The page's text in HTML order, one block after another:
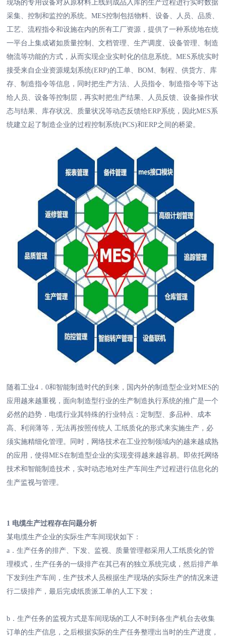
现场的专用设备对从原材料上线到成品入库的生产过程进行实时数据
采集、控制和监控的系统。MES控制包括物料、设备、人员、品质、
工艺、流程指令和设施在内的所有工厂资源，提供了一种系统地在统
一平台上集成诸如质量控制、文档管理、生产调度、设备管理、制造
物流等功能的方式，从而实现企业实时化的信息系统。MES系统实时
接受来自企业资源规划系统(ERP)的工单、BOM、制程、供货方、库
存、制造指令等信息，同时把生产方法、人员指令、制造指令等下达
给人员、设备等控制层，再实时把生产结果、人员反馈、设备操作状
态与结果、库存状况、质量状况等动态反馈给ERP系统，因此MES系
统建立起了制造企业的过程控制系统(PCS)和ERP之间的桥梁。
随着工业4．0和智能制造时代的到来，国内外的制造型企业对MES的
应用越来越重视，面向制造型行业的生产制造执行系统的推广是一个
必然的趋势．电缆行业其特殊的行业特点：定制型、多品种、成本
高、利润薄等，无法再按照传统人 工纸质化的形式来实施生产，必
须实施精细化管理。同时，网络技术在工业控制领域内的越来越成熟
的应用，使得MES在制造型企业的实现变得越来越容易。即依托网络
技术和智能制造技术，实时动态地对生产车间生产过程进行信息化的
生产监视与管理。
1 电缆生产过程存在问题分析
某电缆生产企业的实际生产车间现状如下：
a．生产任务的排产、下发、监视、质量管理都采用人工纸质化的管
理模式，生产任务的一级排产在其已有的独立系统完成，然后排产单
下发到生产车间，生产技术人员根据生产现场的实际生产的情况来进
行二级排产，最后完成纸质派工单的人工下发；
b．生产任务的监视方式是车间现场的工人不时到各生产机台去收集
订单的生产信息，之后根据实际的生产任务整理出当时的生产进度，